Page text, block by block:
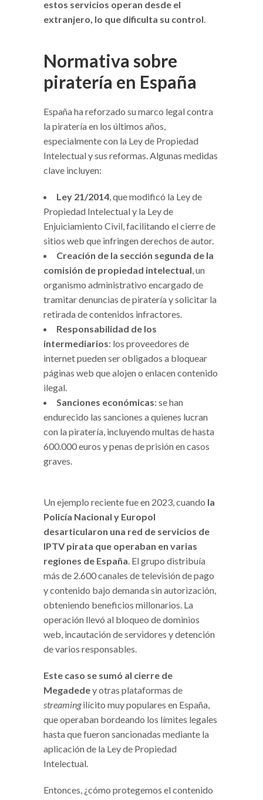
estos servicios operan desde el
extranjero, lo que dificulta su control.
Normativa sobre
piratería en España
España ha reforzado su marco legal contra
la piratería en los últimos años,
especialmente con la Ley de Propiedad
Intelectual y sus reformas. Algunas medidas
clave incluyen:
Ley 21/2014, que modificó la Ley de
Propiedad Intelectual y la Ley de
Enjuiciamiento Civil, facilitando el cierre de
sitios web que infringen derechos de autor.
Creación de la sección segunda de la
comisión de propiedad intelectual, un
organismo administrativo encargado de
tramitar denuncias de piratería y solicitar la
retirada de contenidos infractores.
Responsabilidad de los
intermediarios: los proveedores de
internet pueden ser obligados a bloquear
páginas web que alojen o enlacen contenido
ilegal.
Sanciones económicas: se han
endurecido las sanciones a quienes lucran
con la piratería, incluyendo multas de hasta
600.000 euros y penas de prisión en casos
graves.
Un ejemplo reciente fue en 2023, cuando la
Policía Nacional y Europol
desarticularon una red de servicios de
IPTV pirata que operaban en varias
regiones de España. El grupo distribuía
más de 2.600 canales de televisión de pago
y contenido bajo demanda sin autorización,
obteniendo beneficios millonarios. La
operación llevó al bloqueo de dominios
web, incautación de servidores y detención
de varios responsables.
Este caso se sumó al cierre de
Megadedey otras plataformas de
streamingilícito muy populares en España,
que operaban bordeando los límites legales
hasta que fueron sancionadas mediante la
aplicación de la Ley de Propiedad
Intelectual.
Entonces, ¿cómo protegemos el contenido